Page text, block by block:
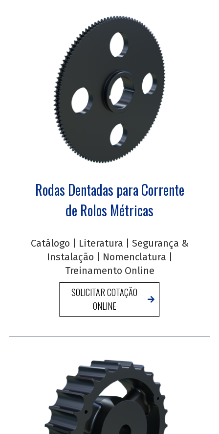
Rodas Dentadas para Corrente
de Rolos Métricas
Catálogo Literatura
Segurança &
Instalação
Nomenclatura
Treinamento Online
SOLICITAR COTAÇÃO
ONLINE